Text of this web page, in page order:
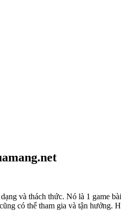
và thách thức. Nó là 1 game
có thể tham gia và tận hưởng.